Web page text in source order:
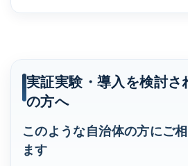
実証実験・導入を検討さ
の方へ
このような自治体の方にご
ます